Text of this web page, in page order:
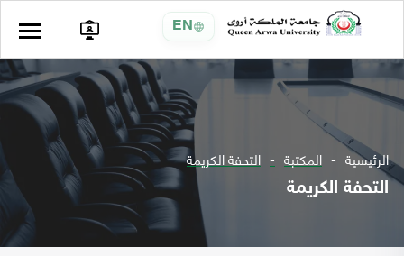
EN
الرئيسية المكتبة التحفة الكريمة
التحفة الكريمة